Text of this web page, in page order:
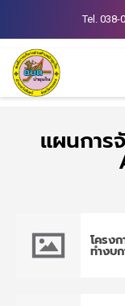
Tel. 038-
แผนการ
โครง
ทำงบ